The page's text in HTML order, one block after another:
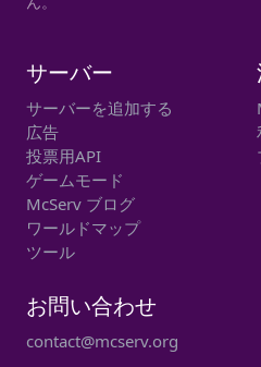
サーバー
サーバーを追加する
広告
投票用API
ゲームモード
McServ ブログ
ワールドマップ
ツール
お問い合わせ
contact@mcserv.org